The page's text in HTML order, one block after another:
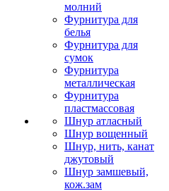
молний
Фурнитура для
белья
Фурнитура для
сумок
Фурнитура
металлическая
Фурнитура
пластмассовая
Шнур атласный
Шнур вощенный
Шнур, нить, канат
джутовый
Шнур замшевый,
кож.зам